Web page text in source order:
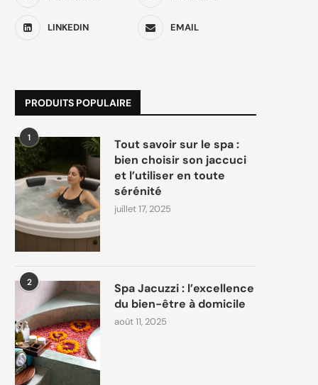
LINKEDIN EMAIL
PRODUITS POPULAIRE
1
Tout savoir sur le spa :
bien choisir son jaccuci
et l’utiliser en toute
sérénité
juillet 17, 2025
2
Spa Jacuzzi : l’excellence
du bien-être à domicile
août 11, 2025